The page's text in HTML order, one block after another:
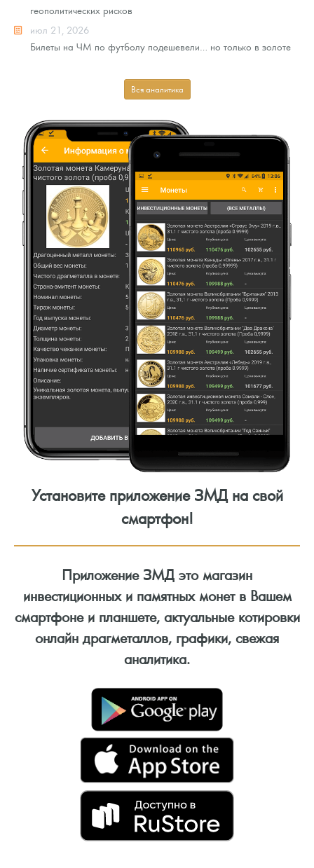
геополитических рисков
июл 21, 2026
Билеты на ЧМ по футболу подешевели… но только в золоте
Вся аналитика
Установите приложение ЗМД на свой
смартфон!
Приложение ЗМД это магазин
инвестиционных и памятных монет в Вашем
смартфоне и планшете, актуальные котировки
онлайн драгметаллов, графики, свежая
аналитика.